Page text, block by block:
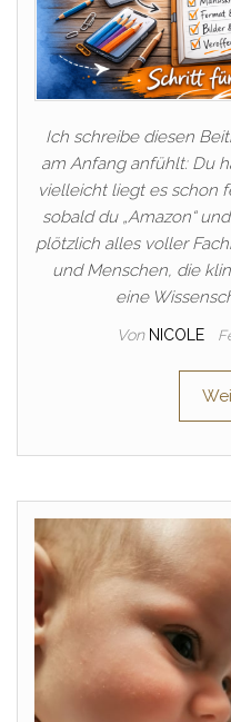
Ich schreibe diesen
am Anfang anfühlt: Du
vielleicht liegt es schon
sobald du „Amazon“
plötzlich alles voller
und Menschen, die
eine
Von NICOLE